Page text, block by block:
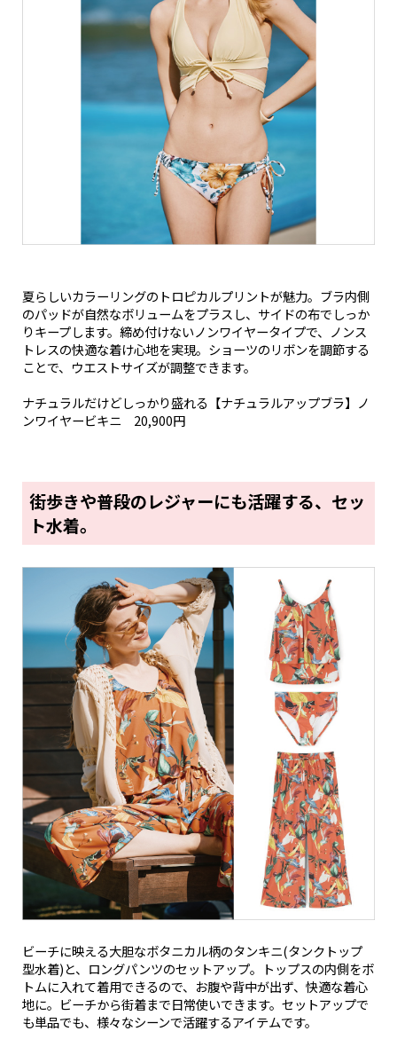
夏らしいカラーリングのトロピカルプリントが魅力。ブラ内側
のパッドが自然なボリュームをプラスし、サイドの布でしっか
りキープします。締め付けないノンワイヤータイプで、ノンス
トレスの快適な着け心地を実現。ショーツのリボンを調節する
ことで、ウエストサイズが調整できます。
ナチュラルだけどしっかり盛れる【ナチュラルアップブラ】ノ
ンワイヤービキニ 20,900円
街歩きや普段のレジャーにも活躍する、セッ
ト水着。
ビーチに映える大胆なボタニカル柄のタンキニ(タンクトップ
型水着)と、ロングパンツのセットアップ。トップスの内側をボ
トムに入れて着用できるので、お腹や背中が出ず、快適な着心
地に。ビーチから街着まで日常使いできます。セットアップで
も単品でも、様々なシーンで活躍するアイテムです。